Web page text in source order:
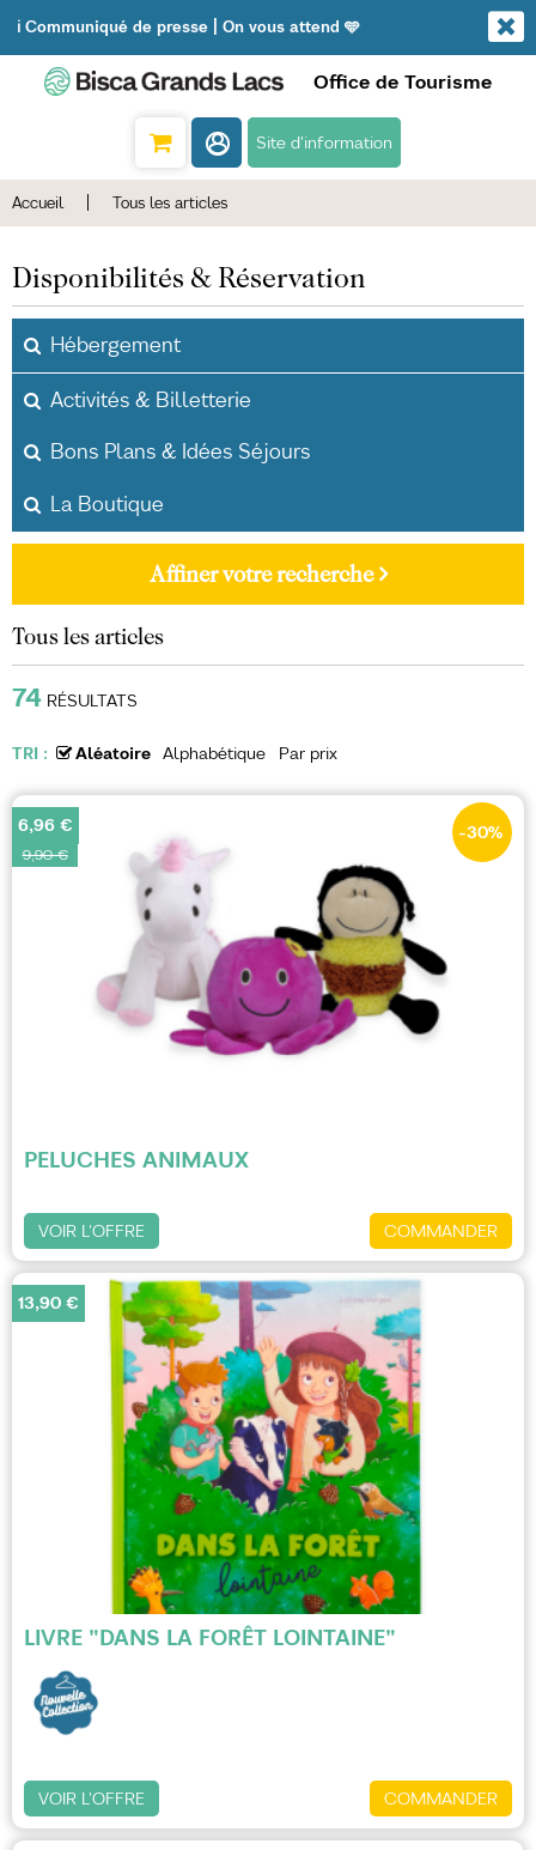
ℹ️ Communiqué de presse | On vous attend 🩵
Office de Tourisme
Site d'information
Accueil Tous les articles
Disponibilités & Réservation
Hébergement
Activités & Billetterie
Bons Plans & Idées Séjours
La Boutique
Affiner votre recherche
Tous les articles
74 RÉSULTATS
TRI : Aléatoire Alphabétique Par prix
PELUCHES ANIMAUX
COMMANDER
VOIR L'OFFRE
6,96 € -30%
9,90 €
LIVRE "DANS LA FORÊT LOINTAINE"
COMMANDER
VOIR L'OFFRE
13,90 €